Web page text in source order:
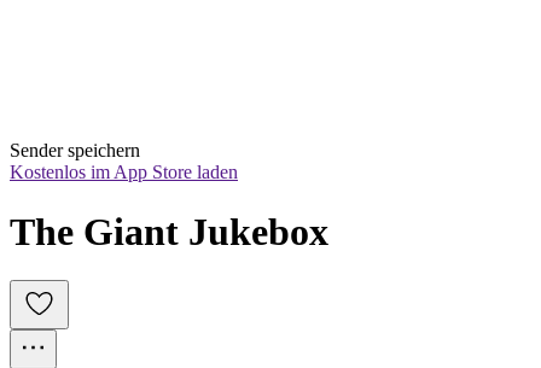
Sender speichern
Kostenlos im App Store laden
The Giant Jukebox